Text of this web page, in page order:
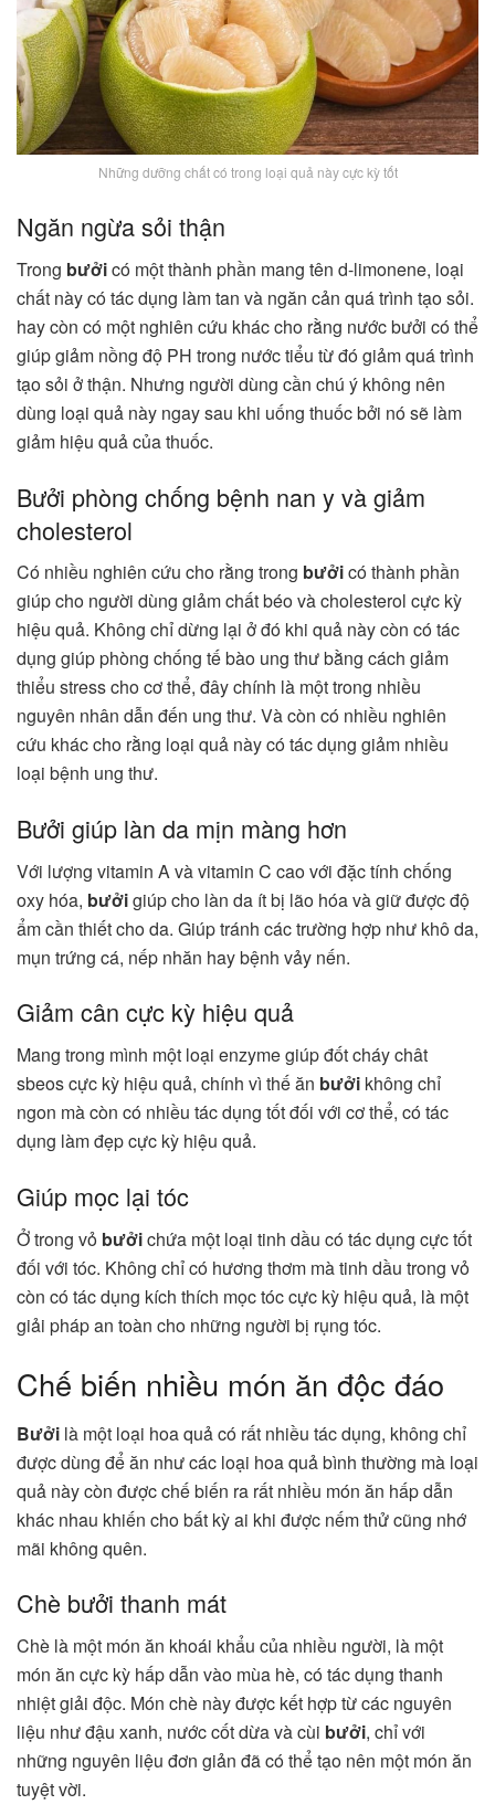
Những dưỡng chất có trong loại quả này cực kỳ tốt
Ngăn ngừa sỏi thận
Trong bưởicó một thành phần mang tên d-limonene, loại
chất này có tác dụng làm tan và ngăn cản quá trình tạo sỏi.
hay còn có một nghiên cứu khác cho rằng nước bưởi có thể
giúp giảm nồng độ PH trong nước tiểu từ đó giảm quá trình
tạo sỏi ở thận. Nhưng người dùng cần chú ý không nên
dùng loại quả này ngay sau khi uống thuốc bởi nó sẽ làm
giảm hiệu quả của thuốc.
Bưởi phòng chống bệnh nan y và giảm
cholesterol
Có nhiều nghiên cứu cho rằng trong bưởicó thành phần
giúp cho người dùng giảm chất béo và cholesterol cực kỳ
hiệu quả. Không chỉ dừng lại ở đó khi quả này còn có tác
dụng giúp phòng chống tế bào ung thư bằng cách giảm
thiểu stress cho cơ thể, đây chính là một trong nhiều
nguyên nhân dẫn đến ung thư. Và còn có nhiều nghiên
cứu khác cho rằng loại quả này có tác dụng giảm nhiều
loại bệnh ung thư.
Bưởi giúp làn da mịn màng hơn
Với lượng vitamin A và vitamin C cao với đặc tính chống
oxy hóa, bưởigiúp cho làn da ít bị lão hóa và giữ được độ
ẩm cần thiết cho da. Giúp tránh các trường hợp như khô da,
mụn trứng cá, nếp nhăn hay bệnh vảy nến.
Giảm cân cực kỳ hiệu quả
Mang trong mình một loại enzyme giúp đốt cháy chât
sbeos cực kỳ hiệu quả, chính vì thế ăn bưởi không chỉ
ngon mà còn có nhiều tác dụng tốt đối với cơ thể, có tác
dụng làm đẹp cực kỳ hiệu quả.
Giúp mọc lại tóc
Ở trong vỏ bưởichứa một loại tinh dầu có tác dụng cực tốt
đối với tóc. Không chỉ có hương thơm mà tinh dầu trong vỏ
còn có tác dụng kích thích mọc tóc cực kỳ hiệu quả, là một
giải pháp an toàn cho những người bị rụng tóc.
Chế biến nhiều món ăn độc đáo
Bưởi là một loại hoa quả có rất nhiều tác dụng, không chỉ
được dùng để ăn như các loại hoa quả bình thường mà loại
quả này còn được chế biến ra rất nhiều món ăn hấp dẫn
khác nhau khiến cho bất kỳ ai khi được nếm thử cũng nhớ
mãi không quên.
Chè bưởi thanh mát
Chè là một món ăn khoái khẩu của nhiều người, là một
món ăn cực kỳ hấp dẫn vào mùa hè, có tác dụng thanh
nhiệt giải độc. Món chè này được kết hợp từ các nguyên
liệu như đậu xanh, nước cốt dừa và cùi bưởi, chỉ với
những nguyên liệu đơn giản đã có thể tạo nên một món ăn
tuyệt vời.